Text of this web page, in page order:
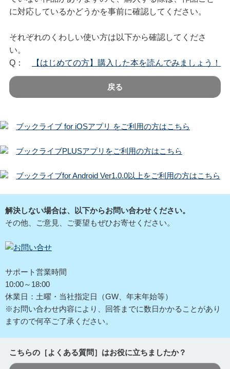
に対応しているかどうかを事前に確認してください。
それぞれのくわしい使い方は以下から確認してくださ
い。
Q：
【はじめての方】購入した本を読んでみましょう！
戻る
ブックライブ for iOSアプリ をご利用の方はこちら
ブックライブPLUSアプリをご利用の方はこちら
ブックライブfor Android Ver1.0.0以上をご利用の方はこちら
解決しない場合は、以下からお問い合わせください。
その他、ご意見、ご要望もぜひお寄せください。
サポート営業時間
10:00～18:00
休業日：土曜・当社指定日（GW、年末年始等）
※お問い合わせ内容により、回答までに数日かかることがあり
ますので何卒ご了承ください。
こちらの［よくある質問］はお役に立ちましたか？